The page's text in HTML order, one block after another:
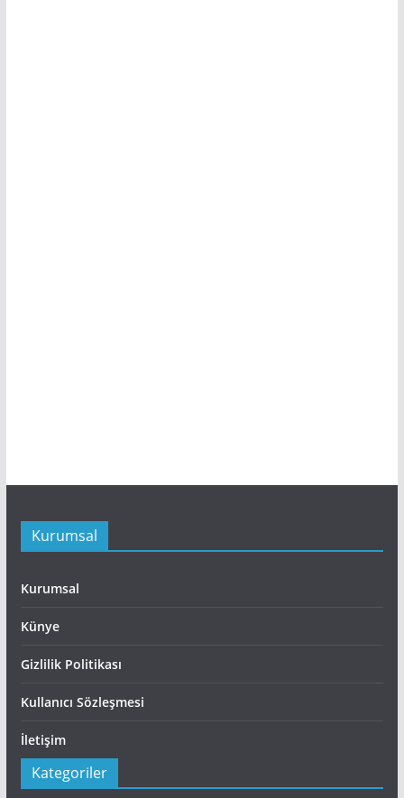
Kurumsal
Kurumsal
Künye
Gizlilik Politikası
Kullanıcı Sözleşmesi
İletişim
Kategoriler